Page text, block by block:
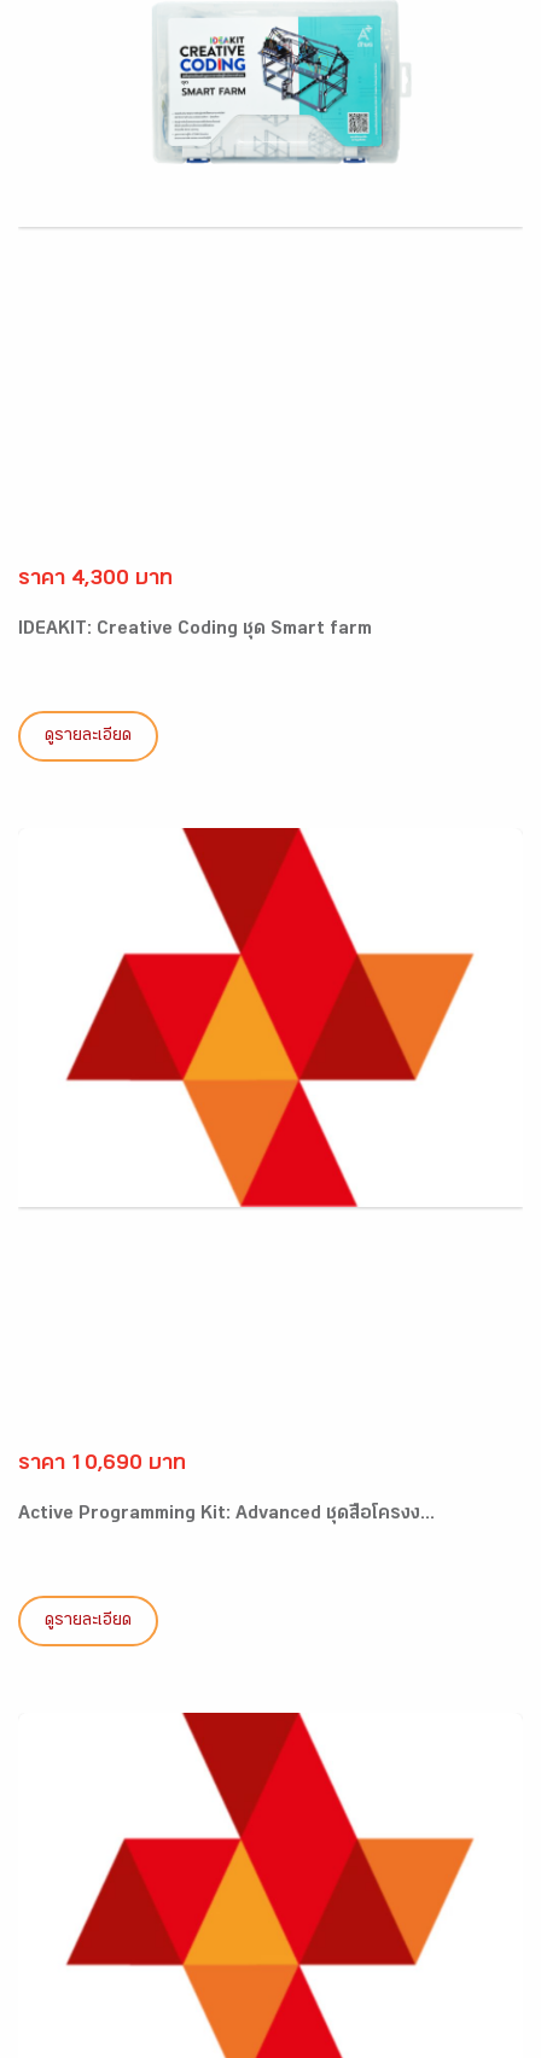
ราคา 4,300 บาท
IDEAKIT: Creative Coding ชุด Smart farm
ดูรายละเอียด
ราคา 10,690 บาท
Active Programming Kit: Advanced ชุดสื่อโครงง...
ดูรายละเอียด